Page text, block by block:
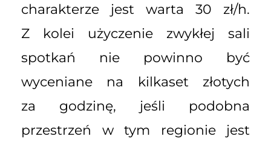
charakterze jest warta 30 zł/h.
Z kolei użyczenie zwykłej sali
spotkań nie powinno być
wyceniane na kilkaset złotych
za godzinę, jeśli podobna
przestrzeń w tym regionie jest